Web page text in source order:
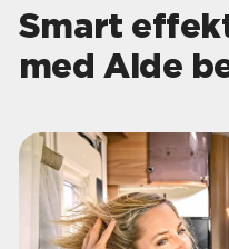
Smart
med Alde